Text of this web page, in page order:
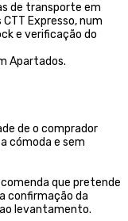
de transporte em
Expresso,num
e verificação do
Apartados.
de o comprador
cómoda e sem
que pretende
confirmação da
levantamento.